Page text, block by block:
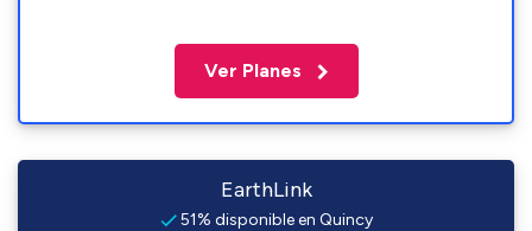
Ver Planes
EarthLink
51% disponible en Quincy